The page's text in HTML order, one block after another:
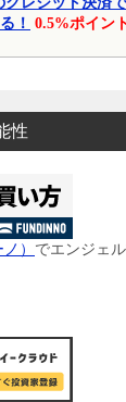
！ 0.5%ポイン
性
） でエンジェ